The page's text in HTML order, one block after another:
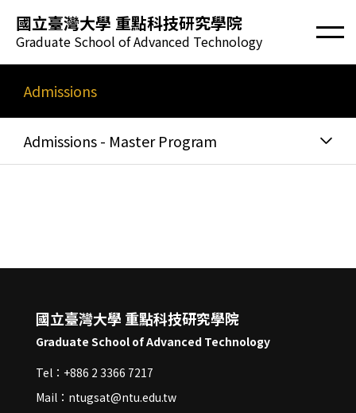
國立臺灣大學 重點科技研究學院
Graduate School of Advanced Technology
Admissions
Admissions - Master Program
國立臺灣大學 重點科技研究學院
Graduate School of Advanced Technology
Tel：+886 2 3366 7217
Mail：ntugsat@ntu.edu.tw